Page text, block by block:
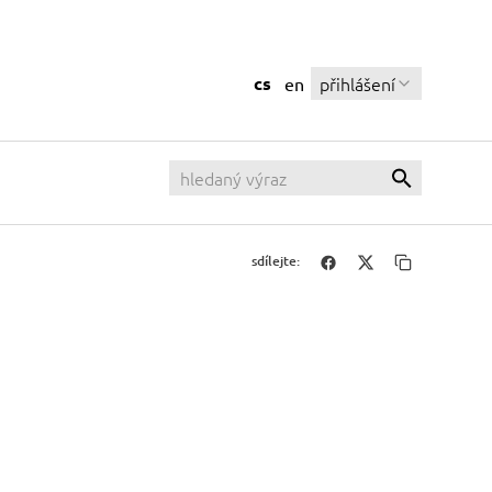
cs en přihlášení
sdílejte: